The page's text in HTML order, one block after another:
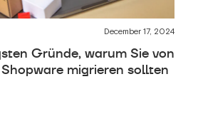
December 17, 2024
Gründe, warum Sie von
migrieren sollten